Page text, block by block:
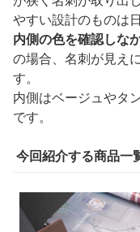
やすい設計のものは
内側の色を確認しな
の場合、名刺が見え
す。
内側はベージュやタ
です。
今回紹介する商品一